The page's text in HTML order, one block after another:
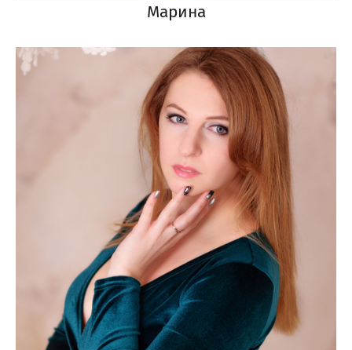
Марина